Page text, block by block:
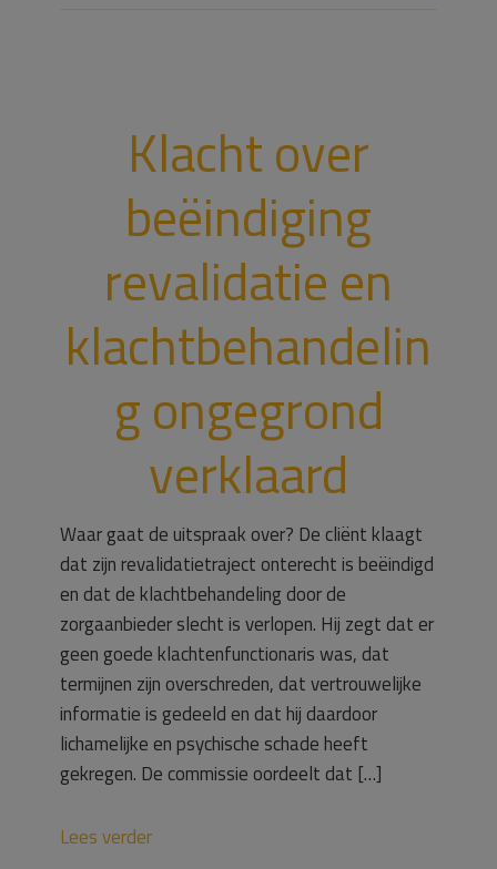
Klacht over
beëindiging
revalidatie en
klachtbehandelin
g ongegrond
verklaard
Waar gaat de uitspraak over? De cliënt klaagt
dat zijn revalidatietraject onterecht is beëindigd
en dat de klachtbehandeling door de
zorgaanbieder slecht is verlopen. Hij zegt dat er
geen goede klachtenfunctionaris was, dat
termijnen zijn overschreden, dat vertrouwelijke
informatie is gedeeld en dat hij daardoor
lichamelijke en psychische schade heeft
gekregen. De commissie oordeelt dat […]
Lees verder